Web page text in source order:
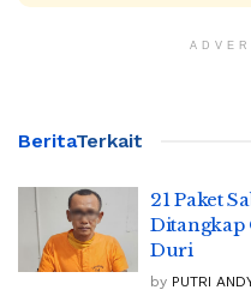
BeritaTerkait
21 Paket
Ditangkap
Duri
by PUTRI